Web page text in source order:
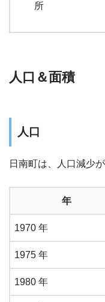
所
人口＆面積
人口
日南町は、人口減少
年
1970 年
1975 年
1980 年